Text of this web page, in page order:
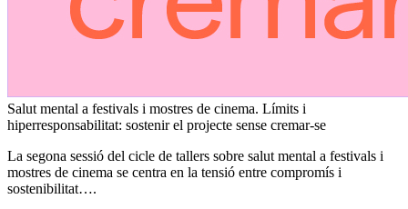
Salut mental a festivals i mostres de cinema. Límits i
hiperresponsabilitat: sostenir el projecte sense cremar-se
La segona sessió del cicle de tallers sobre salut mental a festivals i
mostres de cinema se centra en la tensió entre compromís i
sostenibilitat….